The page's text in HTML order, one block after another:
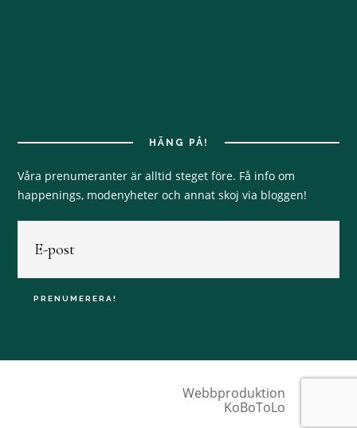
HÄNG PÅ!
Våra prenumeranter är alltid steget före. Få info om
happenings, modenyheter och annat skoj via bloggen!
Webbproduktion
KoBoToLo